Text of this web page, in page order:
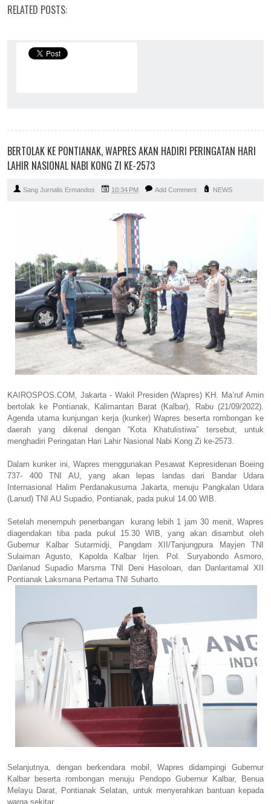
RELATED POSTS:
BERTOLAK KE PONTIANAK, WAPRES AKAN HADIRI PERINGATAN HARI
LAHIR NASIONAL NABI KONG ZI KE-2573
Sang Jurnalis Ermandos 10:34 PM Add Comment NEWS
KAIROSPOS.COM, Jakarta - Wakil Presiden (Wapres) KH. Ma’ruf Amin
bertolak ke Pontianak, Kalimantan Barat (Kalbar), Rabu (21/09/2022).
Agenda utama kunjungan kerja (kunker) Wapres beserta rombongan ke
daerah yang dikenal dengan “Kota Khatulistiwa” tersebut, untuk
menghadiri Peringatan Hari Lahir Nasional Nabi Kong Zi ke-2573.
Dalam kunker ini, Wapres menggunakan Pesawat Kepresidenan Boeing
737- 400 TNI AU, yang akan lepas landas dari Bandar Udara
Internasional Halim Perdanakusuma Jakarta, menuju Pangkalan Udara
(Lanud) TNI AU Supadio, Pontianak, pada pukul 14.00 WIB.
Setelah menempuh penerbangan kurang lebih 1 jam 30 menit, Wapres
diagendakan tiba pada pukul 15.30 WIB, yang akan disambut oleh
Gubernur Kalbar Sutarmidji, Pangdam XII/Tanjungpura Mayjen TNI
Sulaiman Agusto, Kapolda Kalbar Irjen. Pol. Suryabondo Asmoro,
Danlanud Supadio Marsma TNI Deni Hasoloan, dan Danlantamal XII
Pontianak Laksmana Pertama TNI Suharto.
Selanjutnya, dengan berkendara mobil, Wapres didampingi Gubernur
Kalbar beserta rombongan menuju Pendopo Gubernur Kalbar, Benua
Melayu Darat, Pontianak Selatan, untuk menyerahkan bantuan kepada
warga sekitar.